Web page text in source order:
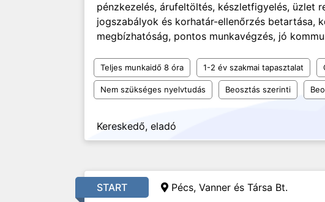
pénzkezelés, árufeltöltés, készletfigyelés, üzlet
jogszabályok és korhatár-ellenőrzés betartása,
megbízhatóság, pontos munkavégzés, jó
Teljes munkaidő 8 óra 1-2 év szakmai tapasztalat
Nem szükséges nyelvtudás Beosztás szerinti
Kereskedő, eladó
START Pécs, Vanner és Társa Bt.